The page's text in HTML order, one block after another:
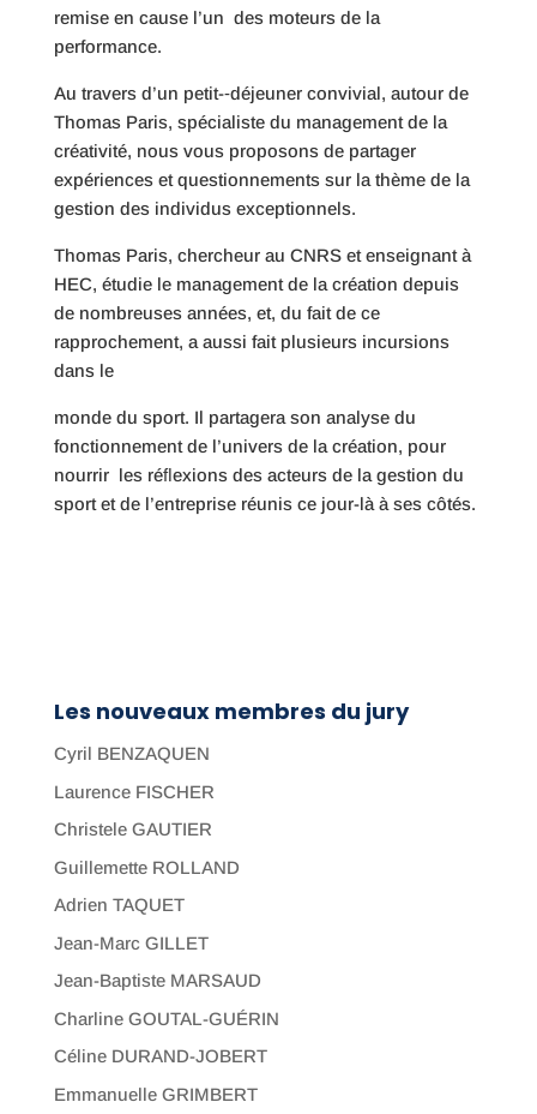
remise en cause l’un des moteurs de la
performance.
Au travers d’un petit-­‐déjeuner convivial, autour de
Thomas Paris, spécialiste du management de la
créativité, nous vous proposons de partager
expériences et questionnements sur la thème de la
gestion des individus exceptionnels.
Thomas Paris, chercheur au CNRS et enseignant à
HEC, étudie le management de la création depuis
de nombreuses années, et, du fait de ce
rapprochement, a aussi fait plusieurs incursions
dans le
monde du sport. Il partagera son analyse du
fonctionnement de l’univers de la création, pour
nourrir les réﬂexions des acteurs de la gestion du
sport et de l’entreprise réunis ce jour-­là à ses côtés.
Les nouveaux membres du jury
Cyril BENZAQUEN
Laurence FISCHER
Christele GAUTIER
Guillemette ROLLAND
Adrien TAQUET
Jean-Marc GILLET
Jean-Baptiste MARSAUD
Charline GOUTAL-GUÉRIN
Céline DURAND-JOBERT
Emmanuelle GRIMBERT